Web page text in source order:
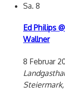
Sa. 8
Ed Philips
Wallner
8 Februar